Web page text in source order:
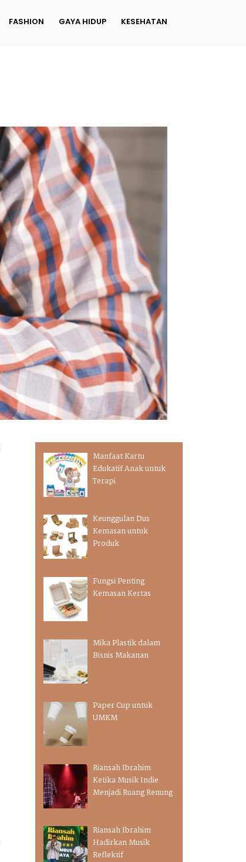
FASHION GAYA HIDUP KESEHATAN
Manfaat Kartu
Edukatif Anak untuk
Terapi
Keunggulan Dus
Kemasan untuk
Produk
Fungsi Penting
Kemasan Kertas
Mika Plastik dalam
Bisnis Makanan
Paper Cup untuk
UMKM
Riansah Ibrahim
Ketika Musik Indie
Menjadi Ruang Renung
Riansah Ibrahim
Hadirkan Musik
Reflektif